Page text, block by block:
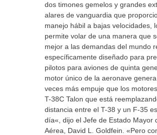
dos timones gemelos y grandes
alares de vanguardia que
manejo hábil a bajas velocidades,
permite volar de una manera que
mejor a las demandas del mundo
específicamente diseñado para
pilotos para aviones de quinta
motor único de la aeronave
veces más empuje que los motores
T-38C Talon que está
distancia entre el T-38 y un F-35
día«, dijo el Jefe de Estado Mayor
Aérea, David L. Goldfein. «Pero